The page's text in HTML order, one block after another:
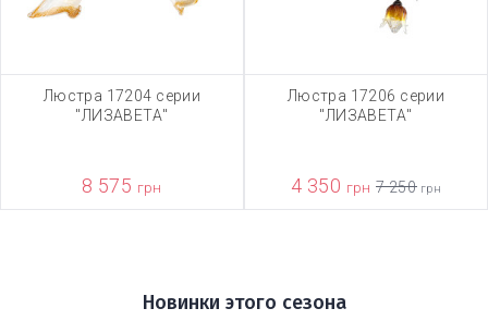
Люстра 17204 серии
"ЛИЗАВЕТА"
8 575 грн
Люстра 17206 серии
"ЛИЗАВЕТА"
4 350 грн 7 250 грн
Новинки этого сезона